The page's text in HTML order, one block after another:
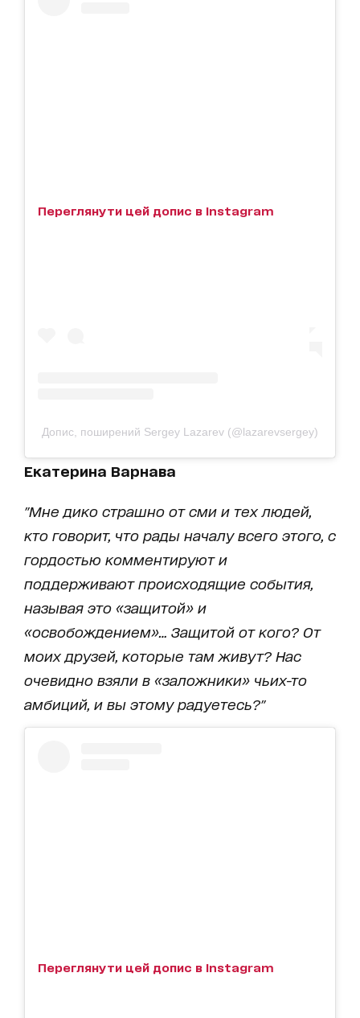
Переглянути цей допис в Instagram
Допис, поширений Sergey Lazarev (@lazarevsergey)
Екатерина Варнава
"Мне дико страшно от сми и тех людей,
кто говорит, что рады началу всего этого, с
гордостью комментируют и
поддерживают происходящие события,
называя это «защитой» и
«освобождением»… Защитой от кого? От
моих друзей, которые там живут? Нас
очевидно взяли в «заложники» чьих-то
амбиций, и вы этому радуетесь?"
Переглянути цей допис в Instagram